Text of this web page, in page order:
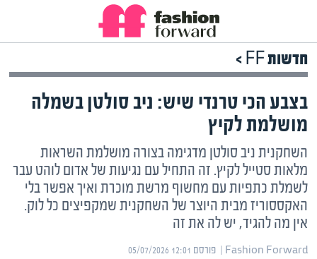
חדשות FF >
בצבע הכי טרנדי שיש: ניב סולטן בשמלה
מושלמת לקיץ
השחקנית ניב סולטן מדגימה בצורה מושלמת השראות
מלאות סטייל לקיץ. זה התחיל עם נגיעות של אדום לוהט עבר
לשמלת כתפיות עם מחשוף מרשת מוכרת ואיך אפשר בלי
האקססוריז מבית היוצר של השחקנית שמקפיצים כל לוק.
אין מה להגיד, יש לה את זה
Fashion Forward | ‏ פורסם ‎05/07/2026 12:01